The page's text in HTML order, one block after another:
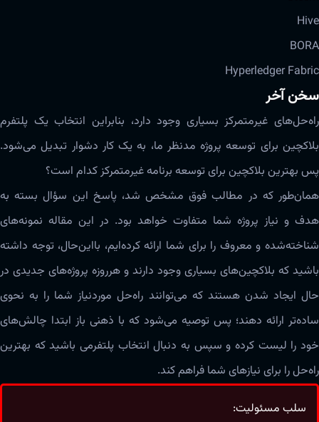
Hive
BORA
Hyperledger Fabric
سخن آخر
راه‌حل‌های غیرمتمرکز بسیاری وجود دارد، بنابراین انتخاب یک پلتفرم
بلاکچین برای توسعه پروژه‌ مدنظر ما، به یک کار دشوار تبدیل‌ می‌شود.
پس بهترین بلاکچین برای توسعه‌ برنامه‌ غیرمتمرکز کدام است؟
همان‌طور که در مطالب فوق مشخص شد، پاسخ این سؤال بسته به
هدف و نیاز پروژه شما متفاوت خواهد بود. در این مقاله نمونه‌های
شناخته‌شده و معروف را برای شما ارائه کرده‌ایم، بااین‌حال، توجه داشته
باشید که بلاکچین‌های بسیاری وجود دارند و هرروزه پروژه‌های جدیدی در
حال ایجاد شدن هستند که می‌توانند راه‌حل موردنیاز شما را به نحوی
ساده‌تر ارائه دهند؛ پس توصیه می‌شود که با ذهنی باز ابتدا چالش‌های
خود را لیست کرده و سپس به دنبال انتخاب پلتفرمی باشید که بهترین
راه‌حل را برای نیاز‌های شما فراهم کند.
سلب مسئولیت: